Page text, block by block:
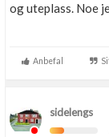
og uteplass. Noe
Anbefal
sidelengs